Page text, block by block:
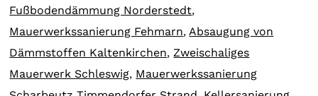
Fußbodendämmung Norderstedt,
Mauerwerkssanierung Fehmarn, Absaugung von
Dämmstoffen Kaltenkirchen, Zweischaliges
Mauerwerk Schleswig, Mauerwerkssanierung